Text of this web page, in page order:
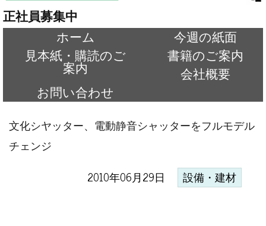
正社員募集中
ホーム
今週の紙面
見本紙・購読のご
案内
書籍のご案内
会社概要
お問い合わせ
文化シヤッター、電動静音シャッターをフルモデル
チェンジ
2010年06月29日 設備・建材